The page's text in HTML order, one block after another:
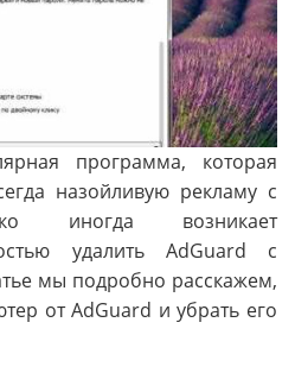
программа, которая
назойливую рекламу с
иногда возникает
удалить AdGuard с
мы подробно расскажем,
от AdGuard и убрать его